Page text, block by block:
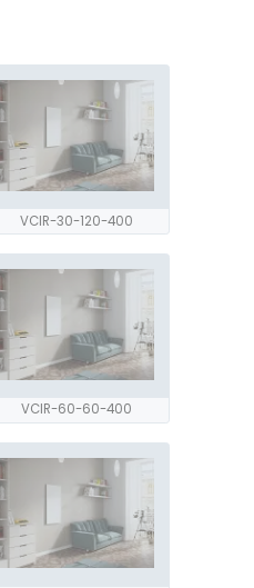
VCIR-30-120-400
VCIR-60-60-400